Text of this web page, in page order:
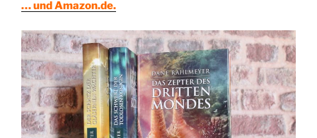
… und Amazon.de.